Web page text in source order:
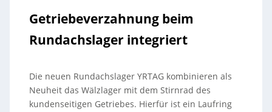
Getriebeverzahnung beim
Rundachslager integriert
Die neuen Rundachslager YRTAG kombinieren als
Neuheit das Wälzlager mit dem Stirnrad des
kundenseitigen Getriebes. Hierfür ist ein Laufring